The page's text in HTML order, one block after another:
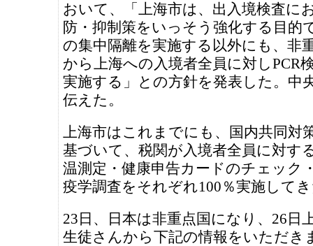
おいて、「上海市は、出入境検査に
防・抑制策をいっそう強化する目的
の集中隔離を実施する以外にも、非
から上海への入境者全員に対しPCR
実施する」との方針を発表した。中
伝えた。
上海市はこれまでにも、国内共同対
基づいて、税関が入境者全員に対す
温測定・健康申告カードのチェック
疫学調査をそれぞれ100％実施して
23日、日本は非重点国になり、26日
生徒さんから下記の情報をいただき